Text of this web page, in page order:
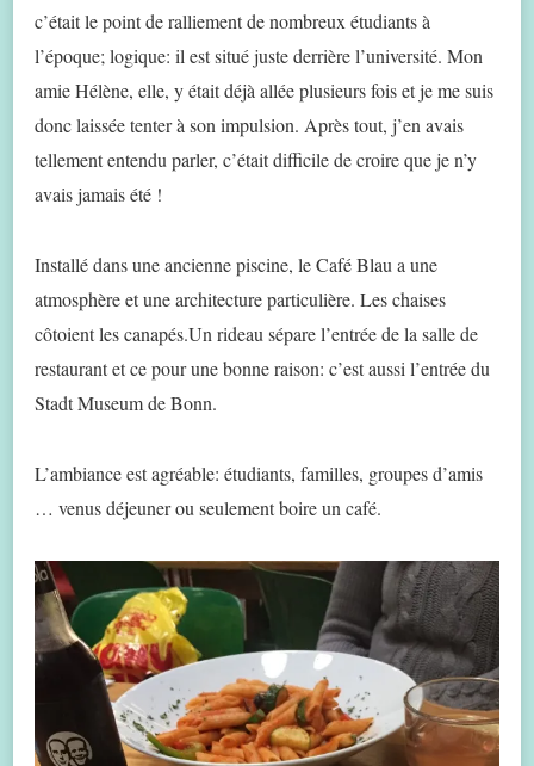
c’était le point de ralliement de nombreux étudiants à
l’époque; logique: il est situé juste derrière l’université. Mon
amie Hélène, elle, y était déjà allée plusieurs fois et je me suis
donc laissée tenter à son impulsion. Après tout, j’en avais
tellement entendu parler, c’était difficile de croire que je n’y
avais jamais été !
Installé dans une ancienne piscine, le Café Blau a une
atmosphère et une architecture particulière. Les chaises
côtoient les canapés.Un rideau sépare l’entrée de la salle de
restaurant et ce pour une bonne raison: c’est aussi l’entrée du
Stadt Museum de Bonn.
L’ambiance est agréable: étudiants, familles, groupes d’amis
… venus déjeuner ou seulement boire un café.